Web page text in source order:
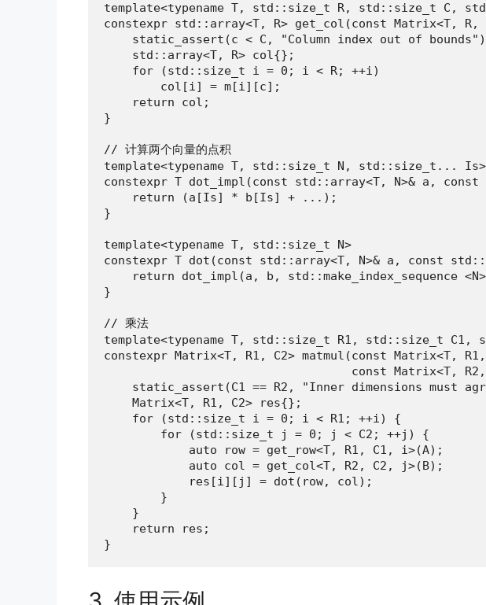
template<typename T, std::size_t R, std::size_t C,
constexpr std::array<T, R> get_col(const Matrix<T, R,
static_assert(c < C, "Column index out of
    std::array<T, R> col{};
    for (std::size_t i = 0; i < R; ++i)
        col[i] = m[i][c];
    return col;
}
// 计算两个向量的点积
template<typename T, std::size_t N, std::size_t... Is>
constexpr T dot_impl(const std::array<T, N>& a,
    return (a[Is] * b[Is] + ...);
}
template<typename T, std::size_t N>
constexpr T dot(const std::array<T, N>& a, const
return dot_impl(a, b, std::make_index_sequence
}
// 乘法
template<typename T, std::size_t R1, std::size_t
constexpr Matrix<T, R1, C2> matmul(const Matrix<T, R1,
const Matrix<T,
static_assert(C1 == R2, "Inner dimensions must
    Matrix<T, R1, C2> res{};
    for (std::size_t i = 0; i < R1; ++i) {
        for (std::size_t j = 0; j < C2; ++j) {
            auto row = get_row<T, R1, C1, i>(A);
            auto col = get_col<T, R2, C2, j>(B);
            res[i][j] = dot(row, col);
        }
    }
    return res;
}